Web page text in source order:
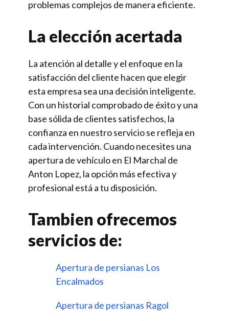
problemas complejos de manera eficiente.
La elección acertada
La atención al detalle y el enfoque en la
satisfacción del cliente hacen que elegir
esta empresa sea una decisión inteligente.
Con un historial comprobado de éxito y una
base sólida de clientes satisfechos, la
confianza en nuestro servicio se refleja en
cada intervención. Cuando necesites una
apertura de vehículo en El Marchal de
Anton Lopez, la opción más efectiva y
profesional está a tu disposición.
Tambien ofrecemos
servicios de:
Apertura de persianas Los
Encalmados
Apertura de persianas Ragol